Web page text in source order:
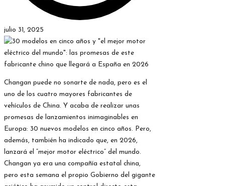
julio 31, 2025
Changan puede no sonarte de nada, pero es el
uno de los cuatro mayores fabricantes de
vehículos de China. Y acaba de realizar unas
promesas de lanzamientos inimaginables en
Europa: 30 nuevos modelos en cinco años. Pero,
además, también ha indicado que, en 2026,
lanzará el “mejor motor eléctrico” del mundo.
Changan ya era una compañía estatal china,
pero esta semana el propio Gobierno del gigante